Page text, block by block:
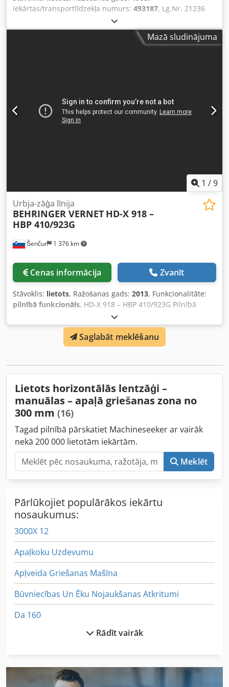
iekārtas/transportlīdzekļa numurs: 493187, Lg.Nr. 21236
Hidrauliski darbota divstāvu virzoša griezējleņķu metāla
lentzāģmašīna Tehniskie dati: - Griešanas diapazons pie
90° Apaļš 360 mm Dodpfjwqpmnsx Apvsck - Taisnstūris
pacelšanas augstuma iepriekšēja izvēle -
Mikroaizsmidzināšanas dzeses sistēma - Kopējā piedziņas
jauda 400 V / 8 kW - Nepieciešamā platība apm. P 1800 x A
Mazā sludinājuma
1 /9
Šenčur 1 376 km
Urbja-zāģa līnija
BEHRINGER VERNET HD-X 918 –
HBP 410/923G
Cenas informācija Zvanīt
Stāvoklis: lietots, Ražošanas gads: 2013, Funkcionalitāte:
pilnībā funkcionāls, HD-X 918 – HBP 410/923G Pilnībā
aprīkota, modernākās paaudzes CNC vadīta sistēma
efektīvai un ātrai gandrīz visu veidu konstrukciju profilu un
plākšņu urbšanai un zāģēšanai. Djdpjw Hf T Nofx Apvjck
Saglabāt meklēšanu
Lietots horizontālās lentzāģi –
manuālas – apaļā griešanas zona no
300 mm (16)
Tagad pilnībā pārskatiet Machineseeker ar vairāk
nekā 200 000 lietotām iekārtām.
Meklēt
Pārlūkojiet populārākos iekārtu
nosaukumus:
3000X 12
Apaļkoku Uzdevumu
Apļveida Griešanas Mašīna
Būvniecības Un Ēku Nojaukšanas Atkritumi
Da 160
Dziļi Kravas Piekabe M Locīšanas Auffahrr
Rādīt vairāk